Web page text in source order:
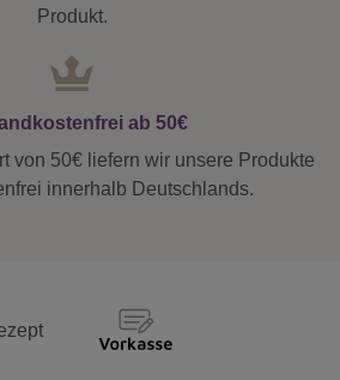
Produkt.
ab 50€
von 50€ liefern wir unsere Produkte
innerhalb Deutschlands.